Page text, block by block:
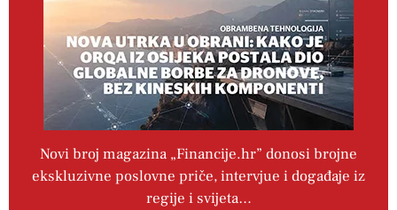
Novi broj magazina „Financije.hr” donosi brojne
ekskluzivne poslovne priče, intervjue i događaje iz
regije i svijeta…